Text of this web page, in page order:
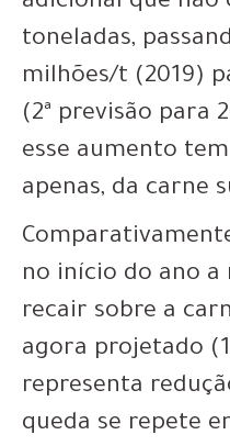
toneladas,
milhões/t (2019)
(2ª previsão para
esse aumento
apenas, da carne
no início do ano
recair sobre a
agora projetado
representa
queda se repete